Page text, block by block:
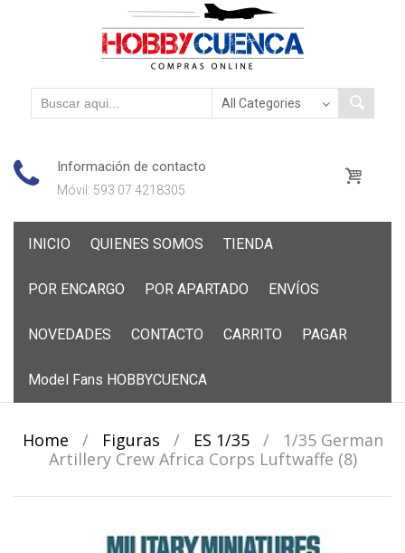
Información de contacto
Móvil: 593 07 4218305
INICIO QUIENES SOMOS TIENDA
POR ENCARGO POR APARTADO ENVÍOS
NOVEDADES CONTACTO CARRITO PAGAR
Model Fans HOBBYCUENCA
Home / Figuras / ES 1/35 /
1/35 German
Artillery Crew Africa Corps Luftwaffe (8)